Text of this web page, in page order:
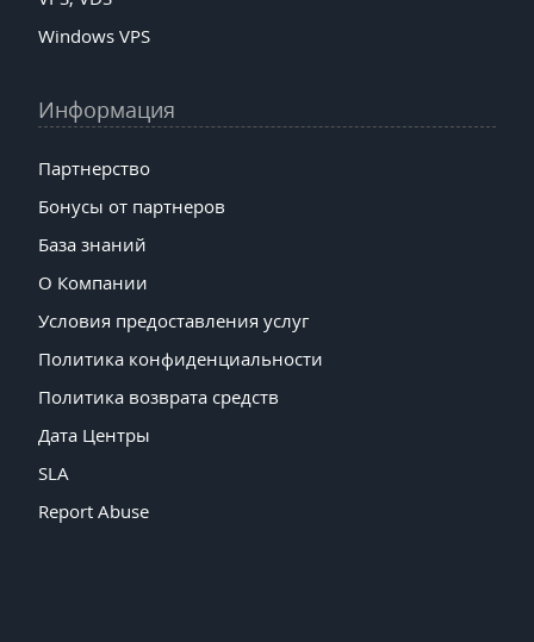
Windows VPS
Информация
Партнерство
Бонусы от партнеров
База знаний
О Компании
Условия предоставления услуг
Политика конфиденциальности
Политика возврата средств
Дата Центры
SLA
Report Abuse